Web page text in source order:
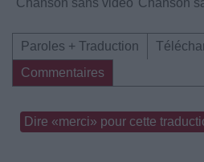
Paroles + Traduction
Commentaires
Dire «merci» pour cette